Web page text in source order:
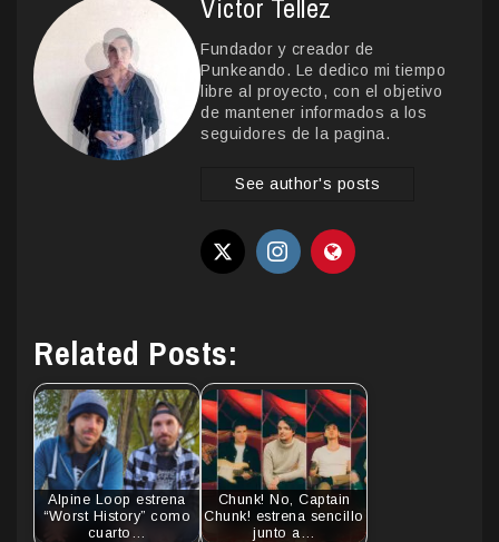
Victor Tellez
Fundador y creador de
Punkeando. Le dedico mi tiempo
libre al proyecto, con el objetivo
de mantener informados a los
seguidores de la pagina.
See author's posts
Related Posts:
Alpine Loop estrena
“Worst History” como
cuarto…
Chunk! No, Captain
Chunk! estrena sencillo
junto a…